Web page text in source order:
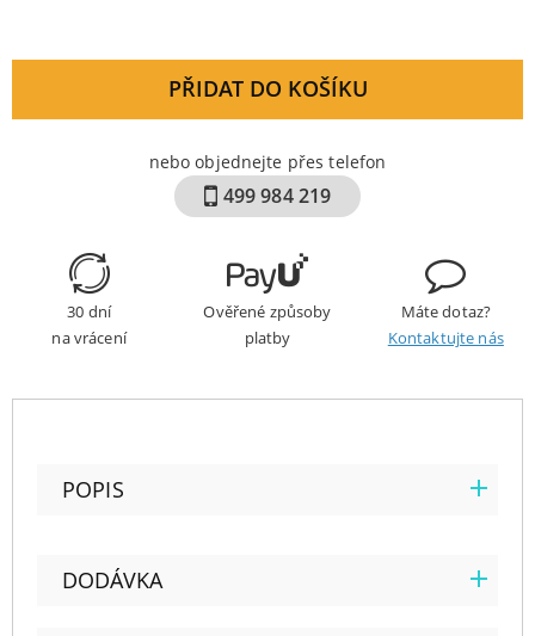
PŘIDAT DO KOŠÍKU
nebo objednejte přes telefon
499 984 219
30 dní
na vrácení
Ověřené způsoby
platby
Máte dotaz?
Kontaktujte nás
POPIS
DODÁVKA